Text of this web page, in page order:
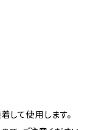
て使用します。